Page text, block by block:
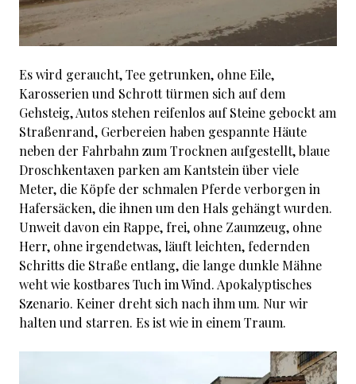
Es wird geraucht, Tee getrunken, ohne Eile,
Karosserien und Schrott türmen sich auf dem
Gehsteig, Autos stehen reifenlos auf Steine gebockt am
Straßenrand, Gerbereien haben gespannte Häute
neben der Fahrbahn zum Trocknen aufgestellt, blaue
Droschkentaxen parken am Kantstein über viele
Meter, die Köpfe der schmalen Pferde verborgen in
Hafersäcken, die ihnen um den Hals gehängt wurden.
Unweit davon ein Rappe, frei, ohne Zaumzeug, ohne
Herr, ohne irgendetwas, läuft leichten, federnden
Schritts die Straße entlang, die lange dunkle Mähne
weht wie kostbares Tuch im Wind. Apokalyptisches
Szenario. Keiner dreht sich nach ihm um. Nur wir
halten und starren. Es ist wie in einem Traum.